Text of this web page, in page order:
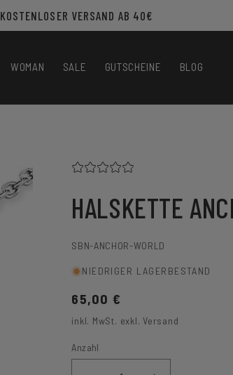
KOSTENLOSER VERSAND AB 40€
WOMAN SALE GUTSCHEINE BLOG
HALSKETTE
SKU:
SBN-ANCHOR-WORLD
NIEDRIGER LAGERBESTAND
Normaler
Preis
65,00 €
inkl. MwSt. exkl. Versand
Anzahl